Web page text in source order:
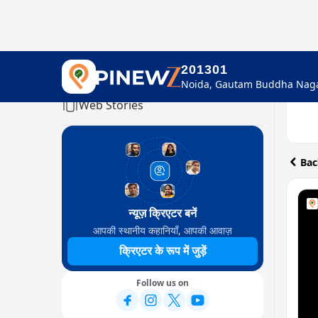
201301
Home
Web Stories
न्यूज़ क्रिएटर बनें
आपकी स्थानीय कहानियाँ, आपकी आवाज़
क्रिएटर के रूप में जुड़ें
Follow us on